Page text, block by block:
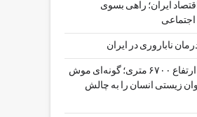
اقتصاد ایران؛ راهی بسوی
ناباروری در ایران
زندگی در ارتفاع ۶۷۰۰ متری؛ گونه‌ای موش
زیستی انسان را به چالش